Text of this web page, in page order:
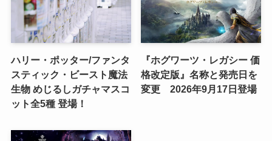
ハリー・ポッター/ファンタ
スティック・ビースト魔法
生物 めじるしガチャマスコ
ット全5種 登場！
『ホグワーツ・レガシー 価
格改定版』名称と発売日を
変更 2026年9月17日登場